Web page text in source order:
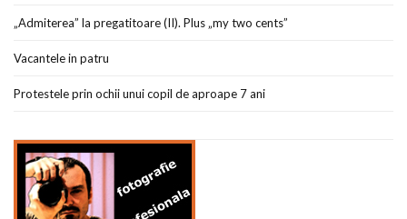
„Admiterea” la pregatitoare (II). Plus „my two cents”
Vacantele in patru
Protestele prin ochii unui copil de aproape 7 ani